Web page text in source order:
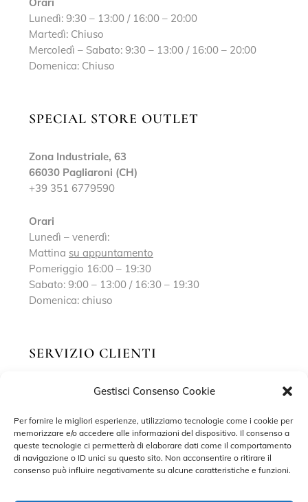
Gestisci Consenso Cookie
Per fornire le migliori esperienze, utilizziamo tecnologie come i cookie per
memorizzare e/o accedere alle informazioni del dispositivo. Il consenso a
queste tecnologie ci permetterà di elaborare dati come il comportamento
di navigazione o ID unici su questo sito. Non acconsentire o ritirare il
consenso può influire negativamente su alcune caratteristiche e funzioni.
Lunedì: 9:30 – 13:00 / 16:00 – 20:00
Martedì: Chiuso
Mercoledì – Sabato: 9:30 – 13:00 / 16:00 – 20:00
Domenica: Chiuso
SPECIAL STORE OUTLET
Zona Industriale, 63
66030 Pagliaroni (CH)
+39 351 6779590
Orari
Lunedì – venerdì:
Mattina su appuntamento
Pomeriggio 16:00 – 19:30
Sabato: 9:00 – 13:00 / 16:30 – 19:30
Domenica: chiuso
SERVIZIO CLIENTI
Richiedi un appuntamento
Contatti
Privacy Policy
Cookie Policy